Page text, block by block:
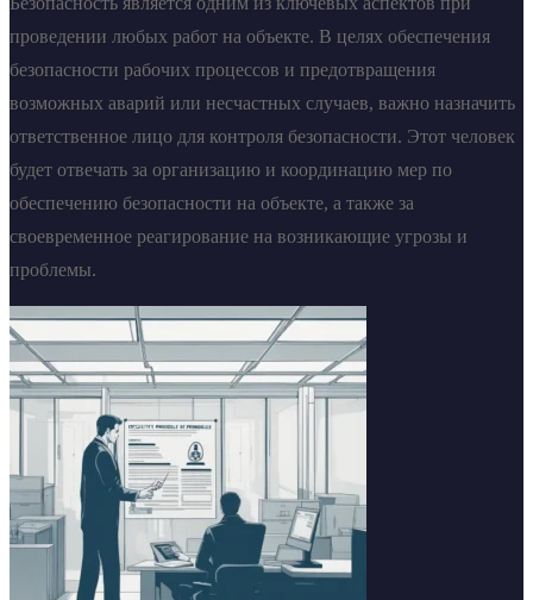
проведении любых работ на объекте. В целях обеспечения
безопасности рабочих процессов и предотвращения
возможных аварий или несчастных случаев, важно назначить
ответственное лицо для контроля безопасности. Этот человек
будет отвечать за организацию и координацию мер по
обеспечению безопасности на объекте, а также за
своевременное реагирование на возникающие угрозы и
проблемы.